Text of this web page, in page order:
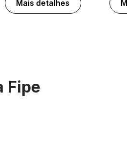
Mais detalhes
Fipe